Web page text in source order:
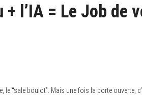
l’IA = Le Job de
le “sale boulot”. Mais une fois la porte ouverte,